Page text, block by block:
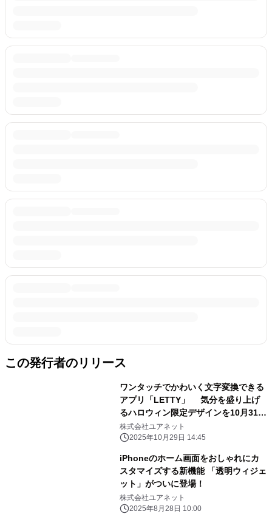
この発行者のリリース
ワンタッチでかわいく文字変換できる
アプリ「LETTY」 気分を盛り上げ
るハロウィン限定デザインを10月31日
まで公開中
株式会社ユアネット
2025年10月29日 14:45
iPhoneのホーム画面をおしゃれにカ
スタマイズする新機能 「透明ウィジェ
ット」がついに登場！
株式会社ユアネット
2025年8月28日 10:00